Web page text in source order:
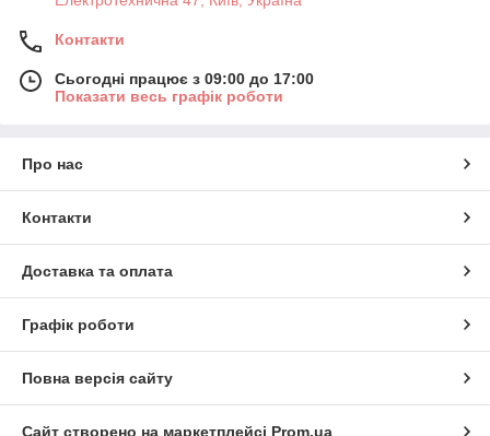
Контакти
Сьогодні працює з 09:00 до 17:00
Показати весь графік роботи
Про нас
Контакти
Доставка та оплата
Графік роботи
Повна версія сайту
Сайт створено на маркетплейсі Prom.ua